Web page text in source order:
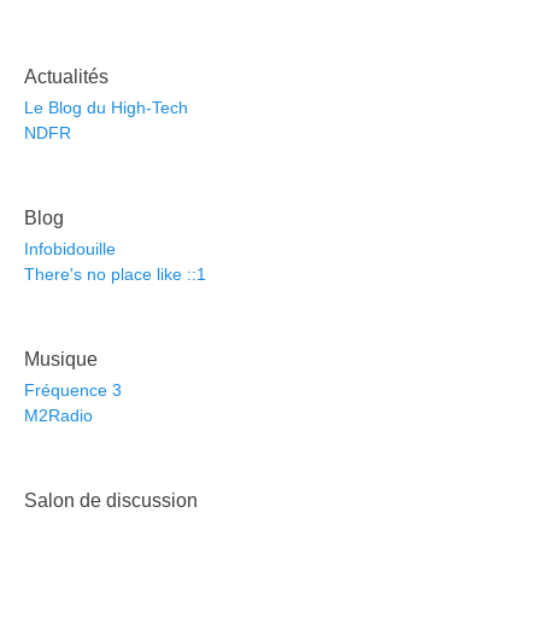
Actualités
Le Blog du High-Tech
NDFR
Blog
Infobidouille
There's no place like ::1
Musique
Fréquence 3
M2Radio
Salon de discussion